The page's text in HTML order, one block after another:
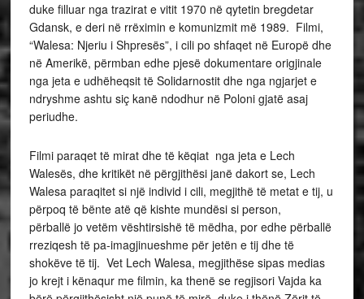
duke filluar nga trazirat e vitit 1970 në qytetin bregdetar
Gdansk, e deri në rrëximin e komunizmit më 1989. Filmi,
“Walesa: Njeriu i Shpresës”, i cili po shfaqet në Europë dhe
në Amerikë, përmban edhe pjesë dokumentare origjinale
nga jeta e udhëheqsit të Solidarnostit dhe nga ngjarjet e
ndryshme ashtu siç kanë ndodhur në Poloni gjatë asaj
periudhe.
Filmi paraqet të mirat dhe të këqiat nga jeta e Lech
Walesës, dhe kritikët në përgjithësi janë dakort se, Lech
Walesa paraqitet si një individ i cili, megjithë të metat e tij, u
përpoq të bënte atë që kishte mundësi si person,
përballë jo vetëm vështirsishë të mëdha, por edhe përballë
rreziqesh të pa-imagjinueshme për jetën e tij dhe të
shokëve të tij. Vet Lech Walesa, megjithëse sipas medias
jo krejt i kënaqur me filmin, ka thenë se regjisori Vajda ka